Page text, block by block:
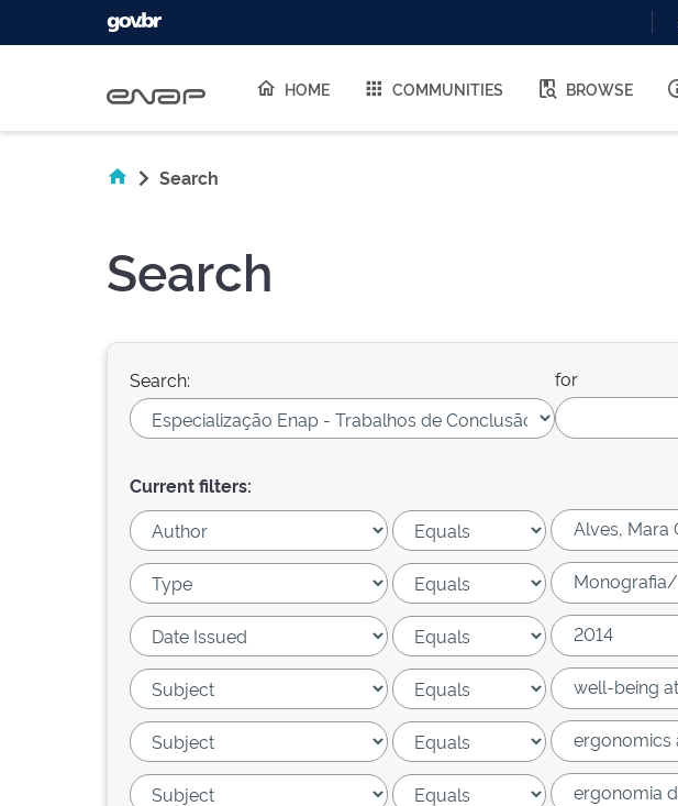
HOME COMMUNITIES BROWSE
Search
Search
Search: for
Current filters: